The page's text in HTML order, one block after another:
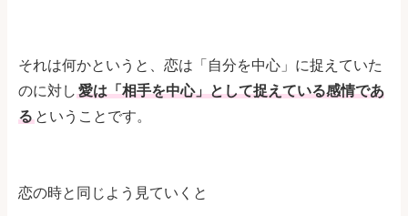
それは何かというと、恋は「自分を中心」に捉えていた
のに対し 愛は「相手を中心」として捉えている感情であ
る ということです。
恋の時と同じよう見ていくと